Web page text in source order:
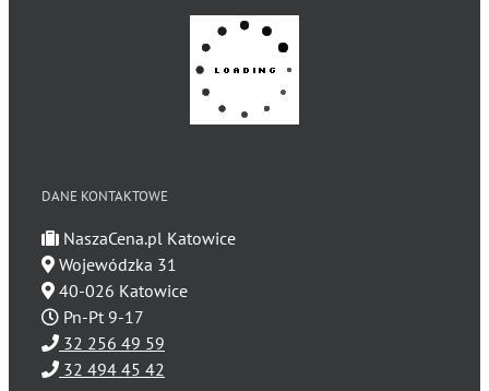
DANE KONTAKTOWE
NaszaCena.pl Katowice
Wojewódzka 31
40-026 Katowice
Pn-Pt 9-17
32 256 49 59
32 494 45 42